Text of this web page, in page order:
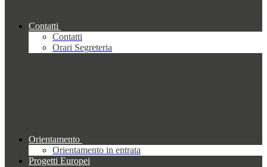
Contatti
Contatti
Orari Segreteria
Orientamento
Orientamento in entrata
Progetti Europei